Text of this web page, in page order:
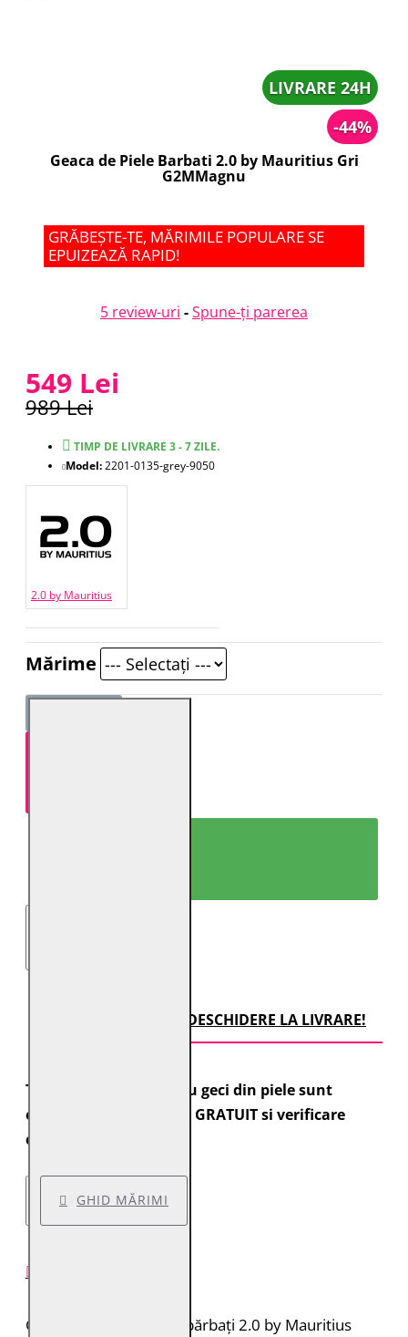
LIVRARE 24H
-44%
Geaca de Piele Barbati 2.0 by Mauritius Gri
G2MMagnu
GRĂBEȘTE-TE, MĂRIMILE POPULARE SE
EPUIZEAZĂ RAPID!
5 review-uri -Spune-ţi parerea
549 Lei
989 Lei
TIMP DE LIVRARE 3 - 7 ZILE.
Model:2201-0135-grey-9050
2.0 by Mauritius
Mărime
TRANSPORT CU DESCHIDERE LA LIVRARE!
Toate comenzile pentru geci din piele sunt
expediate cu transport GRATUIT si verificare
colet.
GHID MĂRIMI
Geacă de piele pentru bărbați 2.0 by Mauritius